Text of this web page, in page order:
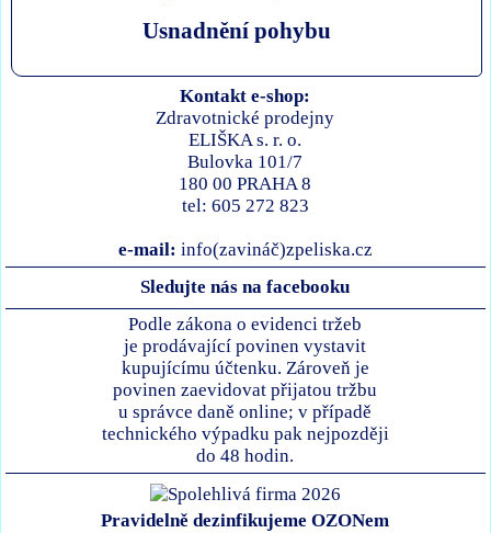
Usnadnění pohybu
Kontakt e-shop:
Zdravotnické prodejny
ELIŠKA s. r. o.
Bulovka 101/7
180 00 PRAHA 8
tel: 605 272 823
e-mail: info(zavináč)zpeliska.cz
Sledujte nás na facebooku
Podle zákona o evidenci tržeb
je prodávající povinen vystavit
kupujícímu účtenku. Zároveň je
povinen zaevidovat přijatou tržbu
u správce daně online; v případě
technického výpadku pak nejpozději
do 48 hodin.
Pravidelně dezinfikujeme OZONem